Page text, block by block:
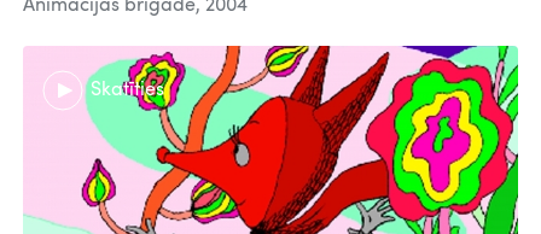
Animācijas brigāde, 2004
Skatīties